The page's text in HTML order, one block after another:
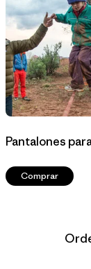
Pantalones
Comprar